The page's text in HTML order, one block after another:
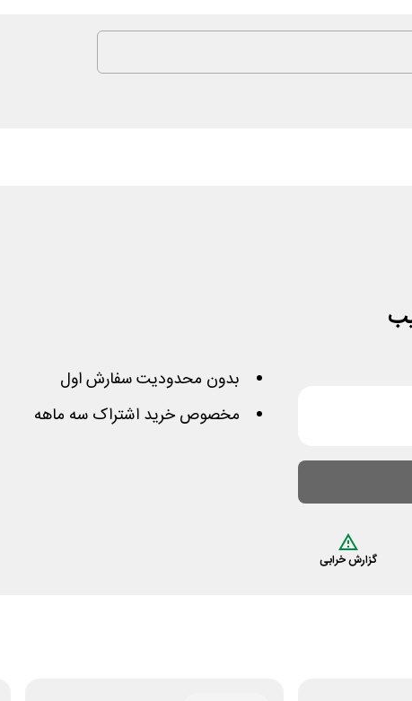
گزارش خرابی
بدون محدودیت سفارش اول
مخصوص خرید اشتراک سه ماهه